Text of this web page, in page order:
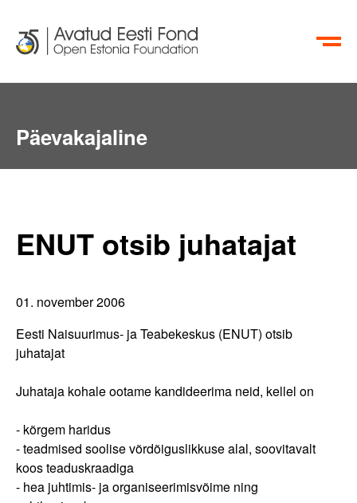
EN RU
Päevakajaline
ENUT otsib juhatajat
01. november 2006
Eesti Naisuurimus- ja Teabekeskus (ENUT) otsib
juhatajat
Juhataja kohale ootame kandideerima neid, kellel on
- kõrgem haridus
- teadmised soolise võrdõiguslikkuse alal, soovitavalt
koos teaduskraadiga
- hea juhtimis- ja organiseerimisvõime ning